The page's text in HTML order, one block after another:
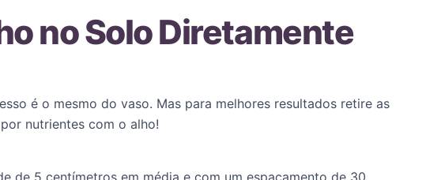
no Solo Diretamente
é o mesmo do vaso. Mas para melhores resultados retire as
nutrientes com o alho!